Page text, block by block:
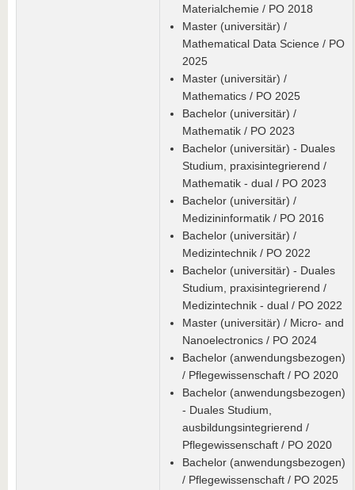
Materialchemie / PO 2018
Master (universitär) /
Mathematical Data Science / PO
2025
Master (universitär) /
Mathematics / PO 2025
Bachelor (universitär) /
Mathematik / PO 2023
Bachelor (universitär) - Duales
Studium, praxisintegrierend /
Mathematik - dual / PO 2023
Bachelor (universitär) /
Medizininformatik / PO 2016
Bachelor (universitär) /
Medizintechnik / PO 2022
Bachelor (universitär) - Duales
Studium, praxisintegrierend /
Medizintechnik - dual / PO 2022
Master (universitär) / Micro- and
Nanoelectronics / PO 2024
Bachelor (anwendungsbezogen)
/ Pflegewissenschaft / PO 2020
Bachelor (anwendungsbezogen)
- Duales Studium,
ausbildungsintegrierend /
Pflegewissenschaft / PO 2020
Bachelor (anwendungsbezogen)
/ Pflegewissenschaft / PO 2025